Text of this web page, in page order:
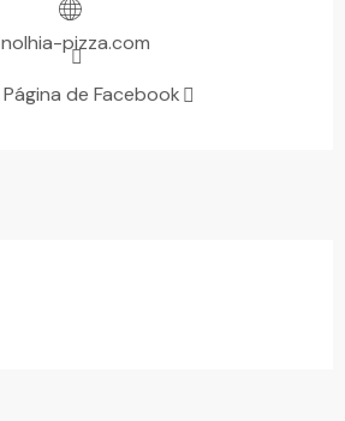
nolhia-pizza.com
Página de Facebook